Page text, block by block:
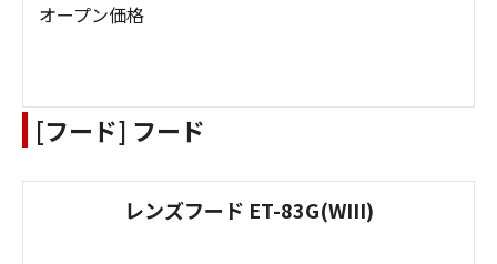
オープン価格
[フード] フード
レンズフード ET-83G(WIII)